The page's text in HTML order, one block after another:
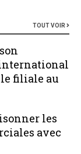
TOUT VOIR
filiale au
les
avec